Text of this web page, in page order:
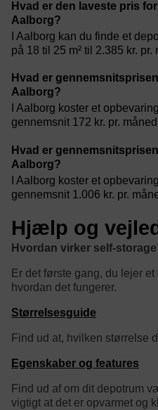
Hvad er den laveste pris
Aalborg?
I Aalborg kan du finde et
på 18 til 25 m² til 2.385 kr.
Hvad er
Aalborg?
I Aalborg koster et
gennemsnit 172 kr. pr. måned
Hvad er
Aalborg?
I Aalborg koster et
gennemsnit 1.006 kr. pr.
Hjælp og
Hvordan virker self-
Er det første gang, du lejer
hvordan det fungerer.
Størrelsesguide
Find ud at, hvilken størrelse
Egenskaber og features
Find ud af om dit depotrum
vigtigt at det er opvarmet og